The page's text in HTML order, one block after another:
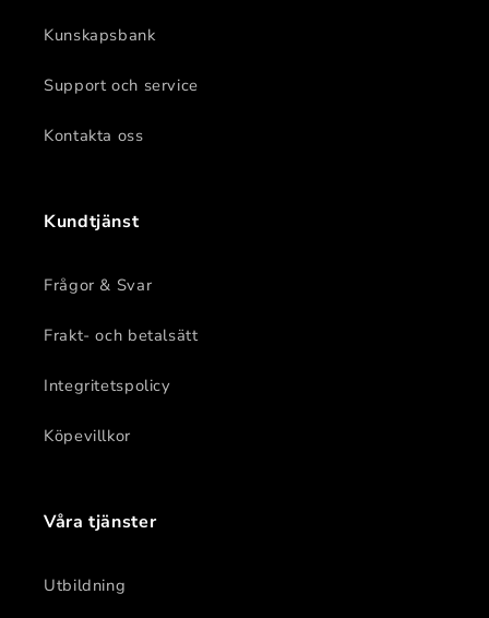
Kunskapsbank
Support och service
Kontakta oss
Kundtjänst
Frågor & Svar
Frakt- och betalsätt
Integritetspolicy
Köpevillkor
Våra tjänster
Utbildning